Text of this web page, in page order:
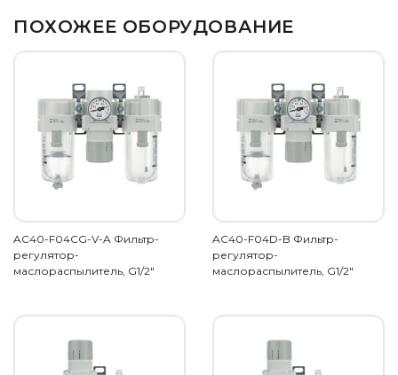
ПОХОЖЕЕ ОБОРУДОВАНИЕ
AC40-F04CG-V-A Фильтр-
регулятор-
маслораспылитель, G1/2"
AC40-F04D-B Фильтр-
регулятор-
маслораспылитель, G1/2"